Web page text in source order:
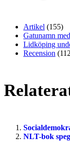
Artikel (155)
Gatunamn
Lidköping
Recension
NLT-bok